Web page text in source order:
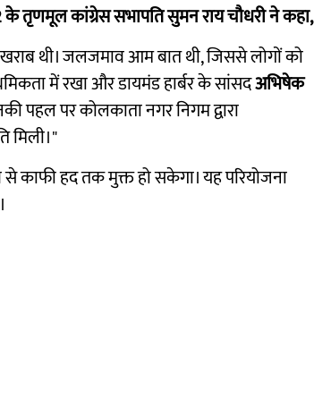
के तृणमूल कांग्रेस सभापति सुमन राय चौधरी ने कहा,
थी। जलजमाव आम बात थी, जिससे लोगों को
में रखा और डायमंड हार्बर के सांसदअभिषेक
पहल पर कोलकाता नगर निगम द्वारा
मिली।"
से काफी हद तक मुक्त हो सकेगा। यह परियोजना